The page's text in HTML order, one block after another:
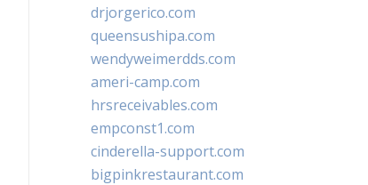
drjorgerico.com
queensushipa.com
wendyweimerdds.com
ameri-camp.com
hrsreceivables.com
empconst1.com
cinderella-support.com
bigpinkrestaurant.com